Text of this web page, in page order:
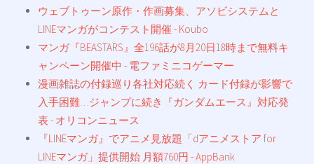
ウェブトゥーン原作・作画募集、アソビシステムと
LINEマンガがコンテスト開催 - Koubo
マンガ『BEASTARS』全196話が8月20日18時まで無料キ
ャンペーン開催中 - 電ファミニコゲーマー
漫画雑誌の付録巡り各社対応続く カード付録が影響で
入手困難…ジャンプに続き『ガンダムエース』対応発
表 - オリコンニュース
『LINEマンガ』でアニメ見放題「dアニメストア for
LINEマンガ」提供開始 月額760円 - AppBank